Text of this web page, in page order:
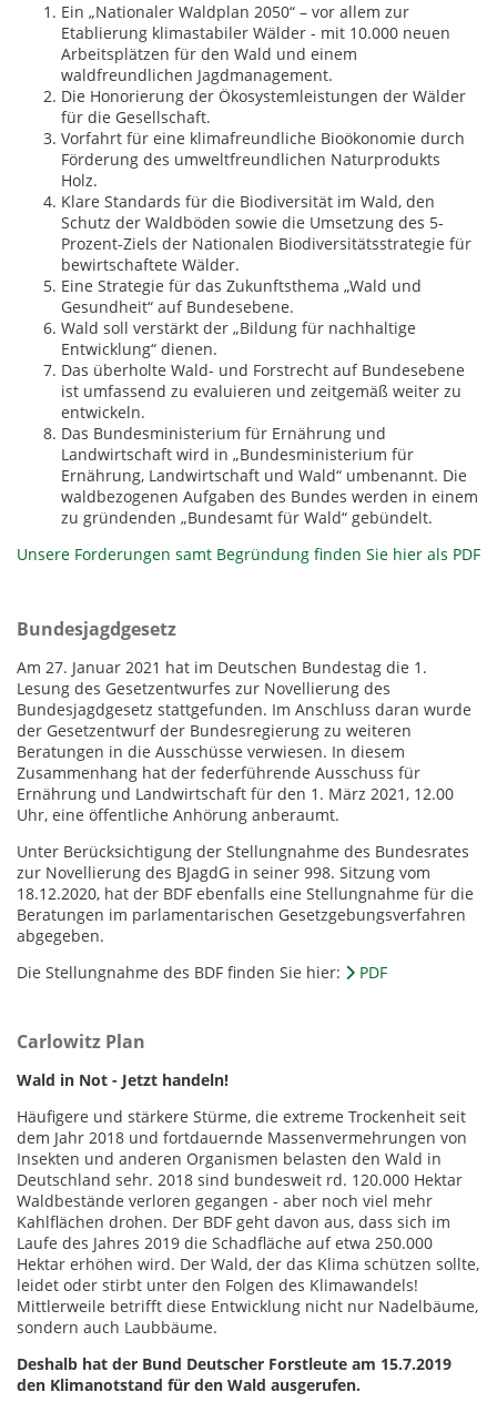
Ein „Nationaler Waldplan 2050“ – vor allem zur
Etablierung klimastabiler Wälder - mit 10.000 neuen
Arbeitsplätzen für den Wald und einem
waldfreundlichen Jagdmanagement.
Die Honorierung der Ökosystemleistungen der Wälder
für die Gesellschaft.
Vorfahrt für eine klimafreundliche Bioökonomie durch
Förderung des umweltfreundlichen Naturprodukts
Holz.
Klare Standards für die Biodiversität im Wald, den
Schutz der Waldböden sowie die Umsetzung des 5-
Prozent-Ziels der Nationalen Biodiversitätsstrategie für
bewirtschaftete Wälder.
Eine Strategie für das Zukunftsthema „Wald und
Gesundheit“ auf Bundesebene.
Wald soll verstärkt der „Bildung für nachhaltige
Entwicklung“ dienen.
Das überholte Wald- und Forstrecht auf Bundesebene
ist umfassend zu evaluieren und zeitgemäß weiter zu
entwickeln.
Das Bundesministerium für Ernährung und
Landwirtschaft wird in „Bundesministerium für
Ernährung, Landwirtschaft und Wald“ umbenannt. Die
waldbezogenen Aufgaben des Bundes werden in einem
zu gründenden „Bundesamt für Wald“ gebündelt.
Unsere Forderungen samt Begründung finden Sie hier als PDF
Bundesjagdgesetz
Am 27. Januar 2021 hat im Deutschen Bundestag die 1.
Lesung des Gesetzentwurfes zur Novellierung des
Bundesjagdgesetz stattgefunden. Im Anschluss daran wurde
der Gesetzentwurf der Bundesregierung zu weiteren
Beratungen in die Ausschüsse verwiesen. In diesem
Zusammenhang hat der federführende Ausschuss für
Ernährung und Landwirtschaft für den 1. März 2021, 12.00
Uhr, eine öffentliche Anhörung anberaumt.
Unter Berücksichtigung der Stellungnahme des Bundesrates
zur Novellierung des BJagdG in seiner 998. Sitzung vom
18.12.2020, hat der BDF ebenfalls eine Stellungnahme für die
Beratungen im parlamentarischen Gesetzgebungsverfahren
abgegeben.
Die Stellungnahme des BDF finden Sie hier:
PDF
Carlowitz Plan
Wald in Not - Jetzt handeln!
Häufigere und stärkere Stürme, die extreme Trockenheit seit
dem Jahr 2018 und fortdauernde Massenvermehrungen von
Insekten und anderen Organismen belasten den Wald in
Deutschland sehr. 2018 sind bundesweit rd. 120.000 Hektar
Waldbestände verloren gegangen - aber noch viel mehr
Kahlflächen drohen. Der BDF geht davon aus, dass sich im
Laufe des Jahres 2019 die Schadfläche auf etwa 250.000
Hektar erhöhen wird. Der Wald, der das Klima schützen sollte,
leidet oder stirbt unter den Folgen des Klimawandels!
Mittlerweile betrifft diese Entwicklung nicht nur Nadelbäume,
sondern auch Laubbäume.
Deshalb hat der Bund Deutscher Forstleute am 15.7.2019
den Klimanotstand für den Wald ausgerufen.